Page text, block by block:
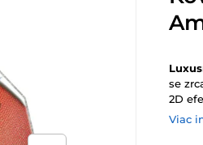
se
2D
Viac